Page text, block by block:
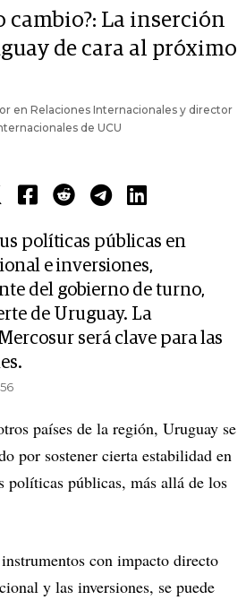
cambio?: La inserción
de cara al próximo
en Relaciones Internacionales y director
de UCU
políticas públicas en
e inversiones,
del gobierno de turno,
de Uruguay. La
será clave para las
países de la región, Uruguay se
por sostener cierta estabilidad en
políticas públicas, más allá de los
con impacto directo
y las inversiones, se puede